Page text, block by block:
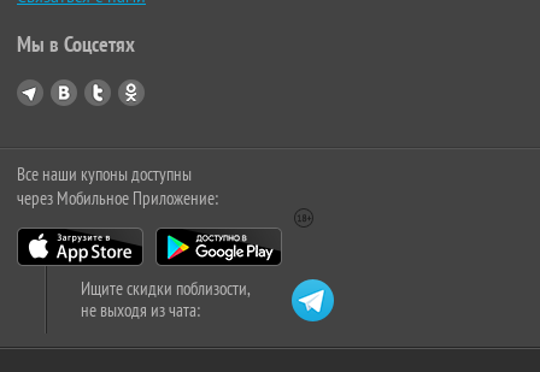
Мы в Соцсетях
Все наши купоны доступны
через Мобильное Приложение:
Ищите скидки поблизости,
не выходя из чата: